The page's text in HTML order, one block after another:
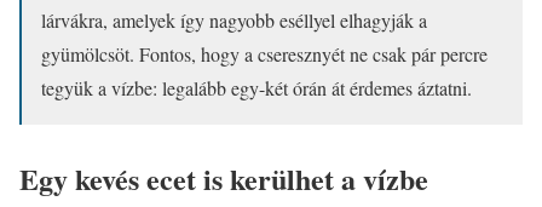
lárvákra, amelyek így nagyobb eséllyel elhagyják a
gyümölcsöt. Fontos, hogy a cseresznyét ne csak pár percre
tegyük a vízbe: legalább egy-két órán át érdemes áztatni.
Egy kevés ecet is kerülhet a vízbe